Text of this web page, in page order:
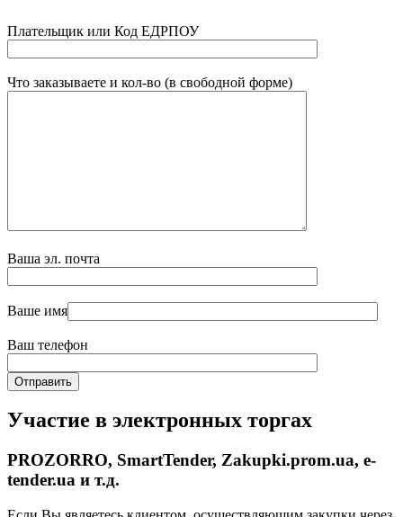
Плательщик или Код ЕДРПОУ
Что заказываете и кол-во (в свободной форме)
Ваша эл. почта
Ваше имя
Ваш телефон
Участие в электронных торгах
PROZORRO, SmartTender, Zakupki.prom.ua, e-
tender.ua и т.д.